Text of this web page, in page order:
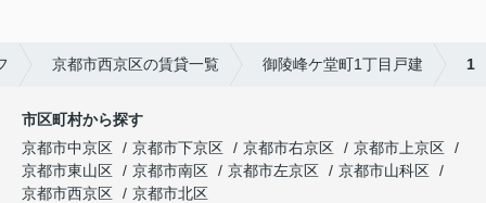
京都市西京区の賃貸一覧 御陵峰ケ堂町1丁目戸建 1
市区町村から探す
京都市中京区
京都市下京区 京都市右京区
京都市上京区
京都市東山区
京都市南区 京都市左京区
京都市山科区
京都市西京区
京都市北区